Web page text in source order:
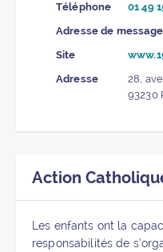
Téléphone
01 49
Adresse de
Site
Adresse
28,
93230
Action
Les enfants ont la
responsabilités de